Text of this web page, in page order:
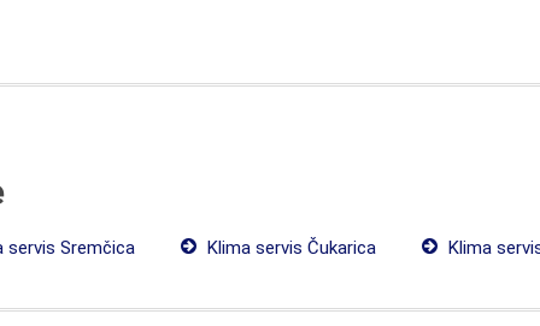
servis Sremčica Klima servis Čukarica Klima